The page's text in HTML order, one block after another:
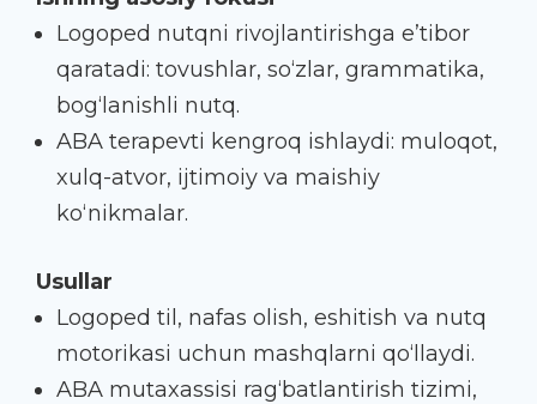
Logoped nutqni rivojlantirishga e’tibor
qaratadi: tovushlar, so‘zlar, grammatika,
bog‘lanishli nutq.
ABA terapevti kengroq ishlaydi: muloqot,
xulq-atvor, ijtimoiy va maishiy
ko‘nikmalar.
Usullar
Logoped til, nafas olish, eshitish va nutq
motorikasi uchun mashqlarni qo‘llaydi.
ABA mutaxassisi rag‘batlantirish tizimi,